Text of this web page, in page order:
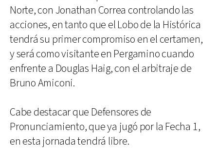
Norte, con Jonathan Correa controlando las
acciones, en tanto que el Lobo de la Histórica
tendrá su primer compromiso en el certamen,
y será como visitante en Pergamino cuando
enfrente a Douglas Haig, con el arbitraje de
Bruno Amiconi.
Cabe destacar que Defensores de
Pronunciamiento, que ya jugó por la Fecha 1,
en esta jornada tendrá libre.